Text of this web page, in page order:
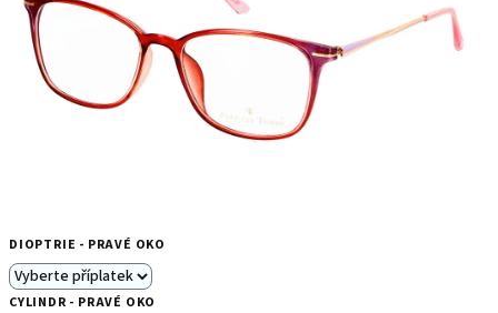
DIOPTRIE - PRAVÉ OKO
CYLINDR - PRAVÉ OKO